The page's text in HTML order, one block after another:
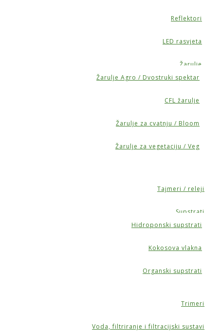
Reflektori
LED rasvjeta
Žarulje
Žarulje Agro / Dvostruki spektar
CFL žarulje
Žarulje za cvatnju / Bloom
Žarulje za vegetaciju / Veg
Tajmeri / releji
Supstrati
Hidroponski supstrati
Kokosova vlakna
Organski supstrati
Trimeri
Voda, filtriranje i filtracijski sustavi